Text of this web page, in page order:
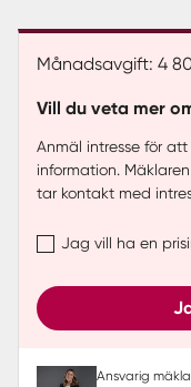
Månadsavgift: 4
Vill du veta mer
Anmäl intresse för
information.
tar kontakt med
Jag vill ha en
Ansvarig